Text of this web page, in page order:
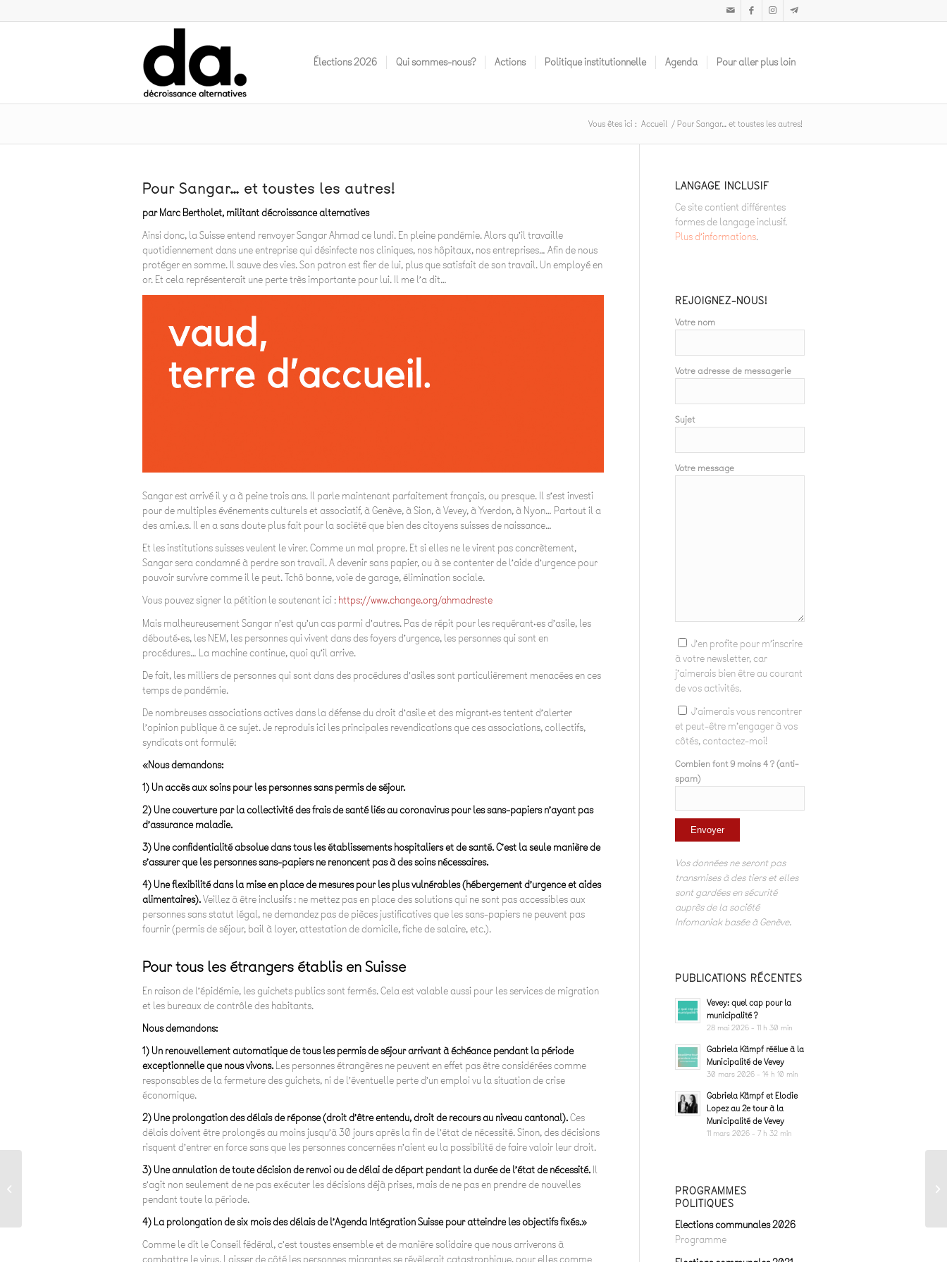
Élections 2O26 Qui sommes-nous? Actions Politique institutionnelle Agenda Pour aller plus loin
Vous êtes ici : Accueil /Pour Sangar… et toustes les autres!
Pour Sangar… et toustes les autres!
par Marc Bertholet, militant décroissance alternatives
Ainsi donc, la Suisse entend renvoyer Sangar Ahmad ce lundi. En pleine pandémie. Alors qu’il travaille
quotidiennement dans une entreprise qui désinfecte nos cliniques, nos hôpitaux, nos entreprises… Afin de nous
protéger en somme. Il sauve des vies. Son patron est fier de lui, plus que satisfait de son travail. Un employé en
or. Et cela représenterait une perte très importante pour lui. Il me l’a dit…
Sangar est arrivé il y a à peine trois ans. Il parle maintenant parfaitement français, ou presque. Il s’est investi
pour de multiples événements culturels et associatif, à Genève, à Sion, à Vevey, à Yverdon, à Nyon… Partout il a
des ami.e.s. Il en a sans doute plus fait pour la société que bien des citoyens suisses de naissance…
Et les institutions suisses veulent le virer. Comme un mal propre. Et si elles ne le virent pas concrètement,
Sangar sera condamné à perdre son travail. A devenir sans papier, ou à se contenter de l’aide d’urgence pour
pouvoir survivre comme il le peut. Tchô bonne, voie de garage, élimination sociale.
Vous pouvez signer la pétition le soutenant ici : https://www.change.org/ahmadreste
Mais malheureusement Sangar n’est qu’un cas parmi d’autres. Pas de répit pour les requérant·es d’asile, les
débouté·es, les NEM, les personnes qui vivent dans des foyers d’urgence, les personnes qui sont en
procédures… La machine continue, quoi qu’il arrive.
De fait, les milliers de personnes qui sont dans des procédures d’asiles sont particulièrement menacées en ces
temps de pandémie.
De nombreuses associations actives dans la défense du droit d’asile et des migrant·es tentent d’alerter
l’opinion publique à ce sujet. Je reproduis ici les principales revendications que ces associations, collectifs,
syndicats ont formulé:
«Nous demandons:
1) Un accès aux soins pour les personnes sans permis de séjour.
2) Une couverture par la collectivité des frais de santé liés au coronavirus pour les sans-papiers n’ayant pas
d’assurance maladie.
3) Une confidentialité absolue dans tous les établissements hospitaliers et de santé. C’est la seule manière de
s’assurer que les personnes sans-papiers ne renoncent pas à des soins nécessaires.
4) Une flexibilité dans la mise en place de mesures pour les plus vulnérables (hébergement d’urgence et aides
alimentaires).Veillez à être inclusifs : ne mettez pas en place des solutions qui ne sont pas accessibles aux
personnes sans statut légal, ne demandez pas de pièces justificatives que les sans-papiers ne peuvent pas
fournir (permis de séjour, bail à loyer, attestation de domicile, fiche de salaire, etc.).
Pour tous les étrangers établis en Suisse
En raison de l’épidémie, les guichets publics sont fermés. Cela est valable aussi pour les services de migration
et les bureaux de contrôle des habitants.
Nous demandons:
1) Un renouvellement automatique de tous les permis de séjour arrivant à échéance pendant la période
exceptionnelle que nous vivons. Les personnes étrangères ne peuvent en effet pas être considérées comme
responsables de la fermeture des guichets, ni de l’éventuelle perte d’un emploi vu la situation de crise
économique.
2) Une prolongation des délais de réponse (droit d’être entendu, droit de recours au niveau cantonal).Ces
délais doivent être prolongés au moins jusqu’à 30 jours après la fin de l’état de nécessité. Sinon, des décisions
risquent d’entrer en force sans que les personnes concernées n’aient eu la possibilité de faire valoir leur droit.
3) Une annulation de toute décision de renvoi ou de délai de départ pendant la durée de l’état de nécessité. Il
s’agit non seulement de ne pas exécuter les décisions déjà prises, mais de ne pas en prendre de nouvelles
pendant toute la période.
4) La prolongation de six mois des délais de l’Agenda Intégration Suisse pour atteindre les objectifs fixés.»
Comme le dit le Conseil fédéral, c’est toustes ensemble et de manière solidaire que nous arriverons à
LANGAGE INCLUSIF
Ce site contient différentes
formes de langage inclusif.
Plus d’informations.
REJOIGNEZ-NOUS!
Votre nom
Votre adresse de messagerie
Sujet
Votre message
J'en profite pour m'inscrire
à votre newsletter, car
j'aimerais bien être au courant
de vos activités.
J'aimerais vous rencontrer
et peut-être m'engager à vos
côtés, contactez-moi!
Combien font 9 moins 4 ? (anti-
spam)
Vos données ne seront pas
transmises à des tiers et elles
sont gardées en sécurité
auprès de la société
Infomaniak basée à Genève.
PUBLICATIONS RÉCENTES
Vevey: quel cap pour la
municipalité ?
28 mai 2026 - 11 h 30 min
Gabriela Kämpf réélue à la
Municipalité de Vevey
30 mars 2026 - 14 h 10 min
Gabriela Kämpf et Elodie
Lopez au 2e tour à la
Municipalité de Vevey
11 mars 2026 - 7 h 32 min
PROGRAMMES
POLITIQUES
Elections communales 2026
Programme